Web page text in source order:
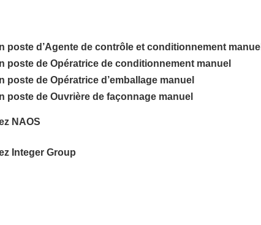
poste d’Agente de contrôle et conditionnement manuel
poste de Opératrice de conditionnement manuel
de Opératrice d’emballage manuel
poste de Ouvrière de façonnage manuel
NAOS
Integer Group